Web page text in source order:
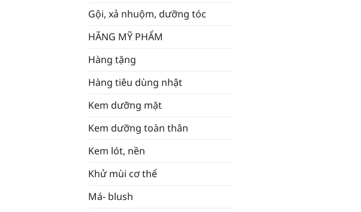
Gội, xả nhuộm, dưỡng tóc
HÃNG MỸ PHẨM
Hàng tặng
Hàng tiêu dùng nhật
Kem dưỡng mặt
Kem dưỡng toàn thân
Kem lót, nền
Khử mùi cơ thể
Má- blush